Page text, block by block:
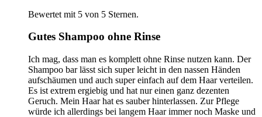
Bewertet mit 5 von 5 Sternen.
Gutes Shampoo ohne Rinse
Ich mag, dass man es komplett ohne Rinse nutzen kann. Der
Shampoo bar lässt sich super leicht in den nassen Händen
aufschäumen und auch super einfach auf dem Haar verteilen.
Es ist extrem ergiebig und hat nur einen ganz dezenten
Geruch. Mein Haar hat es sauber hinterlassen. Zur Pflege
würde ich allerdings bei langem Haar immer noch Maske und